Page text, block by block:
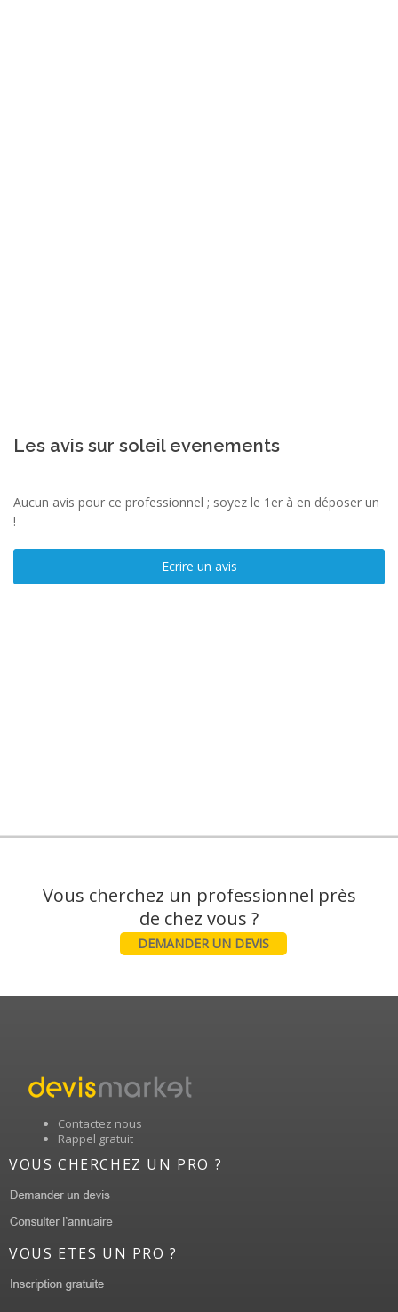
Les avis sur soleil evenements
Aucun avis pour ce professionnel ; soyez le 1er à en déposer un
!
Ecrire un avis
Vous cherchez un professionnel près
DEMANDER UN DEVIS
Contactez nous
Rappel gratuit
VOUS CHERCHEZ UN PRO ?
VOUS ETES UN PRO ?